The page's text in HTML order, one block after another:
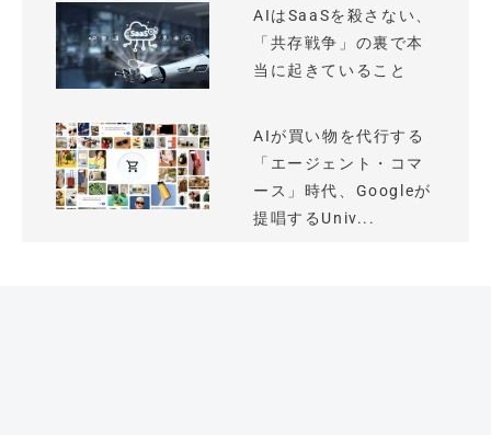
AIはSaaSを殺さない、
「共存戦争」の裏で本
当に起きていること
AIが買い物を代行する
「エージェント・コマ
ース」時代、Googleが
提唱するUniv...